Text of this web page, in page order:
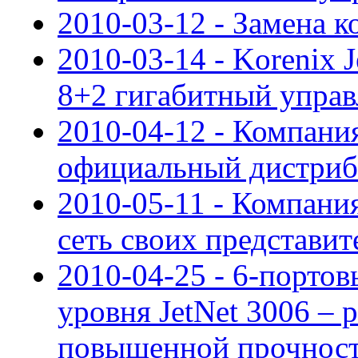
2010-03-12 - Замена
2010-03-14 - Korenix
8+2 гигабитный
2010-04-12 -
официальный
2010-05-11 -
сеть своих
2010-04-25 - 6-
уровня JetNet 3006 –
повышенной